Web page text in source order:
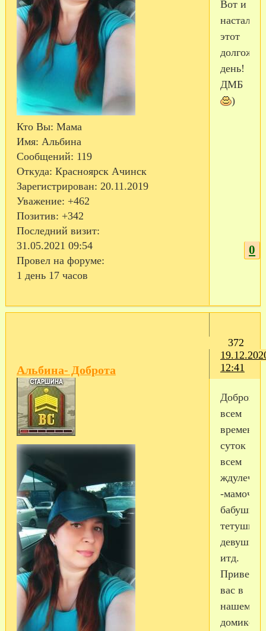
Кто Вы: Мама
Имя: Альбина
Сообщений: 119
Откуда: Красноярск Ачинск
Зарегистрирован: 20.11.2019
Уважение: +462
Позитив: +342
Последний визит:
31.05.2021 09:54
Провел на форуме:
1 день 17 часов
Вот и
настал
этот
день!
ДМБ
)
0
372
12:41
Альбина- Доброта
Доброго
всем
времени
суток
всем
-
девушкам
итд.
вас в
нашем
домике.